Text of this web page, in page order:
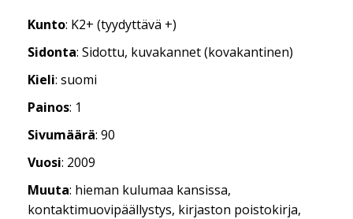
Kunto: K2+ (tyydyttävä +)
Sidonta: Sidottu, kuvakannet (kovakantinen)
Kieli: suomi
Painos: 1
Sivumäärä: 90
Vuosi: 2009
Muuta: hieman kulumaa kansissa,
kontaktimuovipäällystys, kirjaston poistokirja,